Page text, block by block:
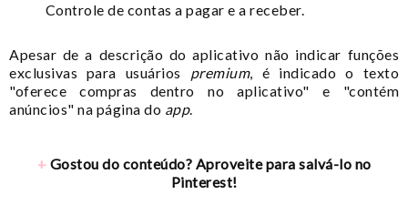
Controle de contas a pagar e a receber.
Apesar de a descrição do aplicativo não indicar funções
exclusivas para usuários premium, é indicado o texto
"oferece compras dentro no aplicativo" e "contém
anúncios" na página do app.
+ Gostou do conteúdo? Aproveite para salvá-lo no
Pinterest!